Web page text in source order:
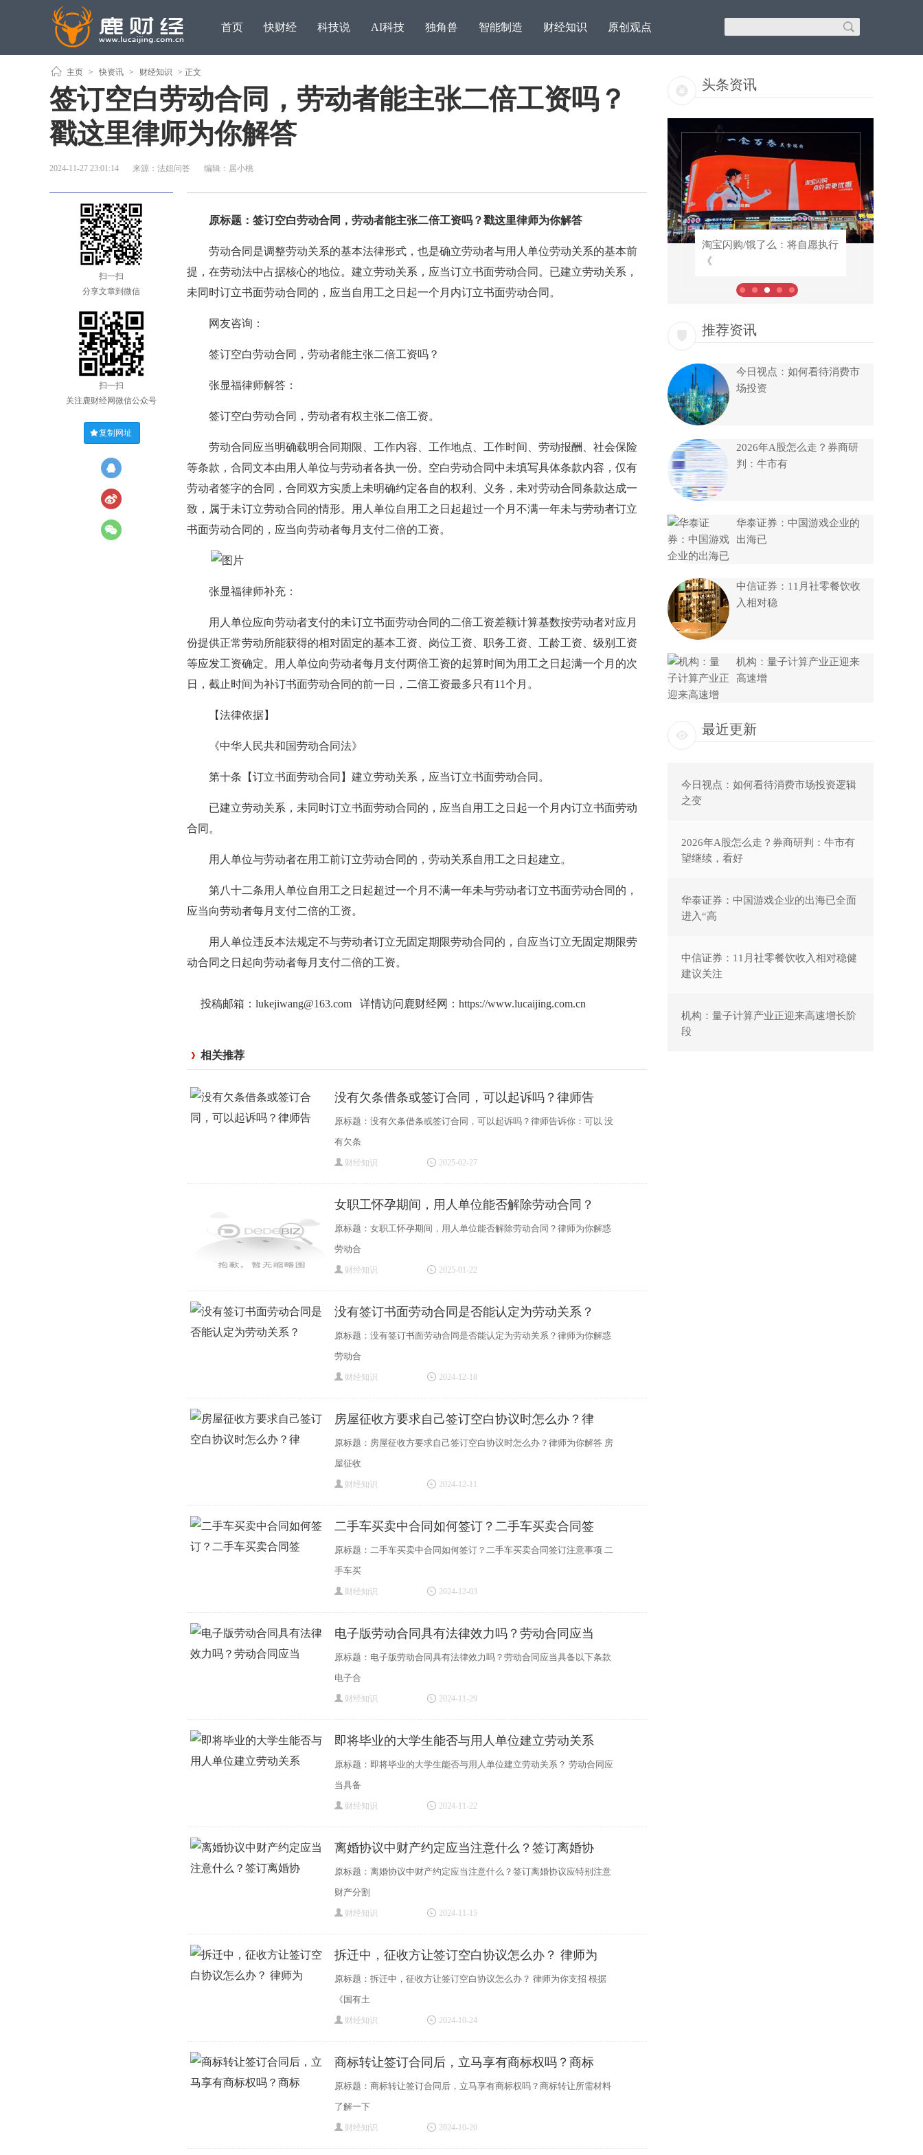
首页 快财经 科技说 AI科技 独角兽 智能制造 财经知识 原创观点
主页 > 快资讯 > 财经知识 > 正文
签订空白劳动合同，劳动者能主张二倍工资吗？
戳这里律师为你解答
2024-11-27 23:01:14 来源：法妞问答 编辑：居小桃
扫一扫
分享文章到微信
扫一扫
关注鹿财经网微信公众号
复制网址
原标题：签订空白劳动合同，劳动者能主张二倍工资吗？戳这里律师为你解答
劳动合同是调整劳动关系的基本法律形式，也是确立劳动者与用人单位劳动关系的基本前
提，在劳动法中占据核心的地位。建立劳动关系，应当订立书面劳动合同。已建立劳动关系，
未同时订立书面劳动合同的，应当自用工之日起一个月内订立书面劳动合同。
网友咨询：
签订空白劳动合同，劳动者能主张二倍工资吗？
张显福律师解答：
签订空白劳动合同，‌劳动者有权主张二倍工资。
劳动合同应当明确载明合同期限、工作内容、工作地点、工作时间、劳动报酬、社会保险
等条款，合同文本由用人单位与劳动者各执一份。空白劳动合同中未填写具体条款内容，仅有
劳动者签字的合同，合同双方实质上未明确约定各自的权利、义务，未对劳动合同条款达成一
致，属于未订立劳动合同的情形。用人单位自用工之日起超过一个月不满一年未与劳动者订立
书面劳动合同的，应当向劳动者每月支付二倍的工资。
张显福律师补充：
用人单位应向劳动者支付的未订立书面劳动合同的二倍工资差额计算基数按劳动者对应月
份提供正常劳动所能获得的相对固定的基本工资、岗位工资、职务工资、工龄工资、级别工资
等应发工资确定。用人单位向劳动者每月支付两倍工资的起算时间为用工之日起满一个月的次
日，截止时间为补订书面劳动合同的前一日，二倍工资最多只有11个月。
【法律依据】
《中华人民共和国劳动合同法》
第十条【订立书面劳动合同】建立劳动关系，应当订立书面劳动合同。
已建立劳动关系，未同时订立书面劳动合同的，应当自用工之日起一个月内订立书面劳动
合同。
用人单位与劳动者在用工前订立劳动合同的，劳动关系自用工之日起建立。
第八十二条用人单位自用工之日起超过一个月不满一年未与劳动者订立书面劳动合同的，
应当向劳动者每月支付二倍的工资。
用人单位违反本法规定不与劳动者订立无固定期限劳动合同的，自应当订立无固定期限劳
动合同之日起向劳动者每月支付二倍的工资。
投稿邮箱：lukejiwang@163.com 详情访问鹿财经网： https://www.lucaijing.com.cn
相关推荐
没有欠条借条或签订合同，可以起诉吗？律师告
原标题：没有欠条借条或签订合同，可以起诉吗？律师告诉你：可以 没
有欠条
财经知识 2025-02-27
女职工怀孕期间，用人单位能否解除劳动合同？
原标题：女职工怀孕期间，用人单位能否解除劳动合同？律师为你解惑
劳动合
财经知识 2025-01-22
没有签订书面劳动合同是否能认定为劳动关系？
原标题：没有签订书面劳动合同是否能认定为劳动关系？律师为你解惑
劳动合
财经知识 2024-12-18
房屋征收方要求自己签订空白协议时怎么办？律
原标题：房屋征收方要求自己签订空白协议时怎么办？律师为你解答 房
屋征收
财经知识 2024-12-11
二手车买卖中合同如何签订？二手车买卖合同签
原标题：二手车买卖中合同如何签订？二手车买卖合同签订注意事项 二
手车买
财经知识 2024-12-03
电子版劳动合同具有法律效力吗？劳动合同应当
原标题：电子版劳动合同具有法律效力吗？劳动合同应当具备以下条款
电子合
财经知识 2024-11-29
即将毕业的大学生能否与用人单位建立劳动关系
原标题：即将毕业的大学生能否与用人单位建立劳动关系？ 劳动合同应
当具备
财经知识 2024-11-22
离婚协议中财产约定应当注意什么？签订离婚协
原标题：离婚协议中财产约定应当注意什么？签订离婚协议应特别注意
财产分割
财经知识 2024-11-15
拆迁中，征收方让签订空白协议怎么办？ 律师为
原标题：拆迁中，征收方让签订空白协议怎么办？ 律师为你支招 根据
《国有土
财经知识 2024-10-24
商标转让签订合同后，立马享有商标权吗？商标
原标题：商标转让签订合同后，立马享有商标权吗？商标转让所需材料
了解一下
财经知识 2024-10-20
头条资讯
消息称苹果基础模型团队超半
淘宝闪购/饿了么：将自愿执行
《
淘宝闪购/饿了么：将自愿执行
《
推荐资讯
今日视点：如何看待消费市
场投资
2026年A股怎么走？券商研
判：牛市有
华泰证券：中国游戏企业的
出海已
中信证券：11月社零餐饮收
入相对稳
机构：量子计算产业正迎来
高速增
最近更新
今日视点：如何看待消费市场投资逻辑
之变
2026年A股怎么走？券商研判：牛市有
望继续，看好
华泰证券：中国游戏企业的出海已全面
进入“高
中信证券：11月社零餐饮收入相对稳健
建议关注
机构：量子计算产业正迎来高速增长阶
段